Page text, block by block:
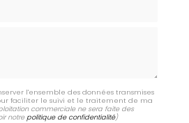
l'ensemble des données transmises
faciliter le suivi et le traitement de ma
commerciale ne sera faite des
notrepolitique de confidentialité)